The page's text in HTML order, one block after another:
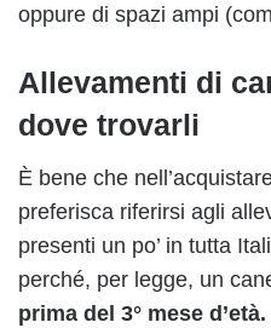
oppure di spazi ampi
Allevamenti di
dove trovarli
È bene che
preferisca riferirsi agli
presenti un po’ in tutta
perché, per legge, un
prima del 3° mese d’età.